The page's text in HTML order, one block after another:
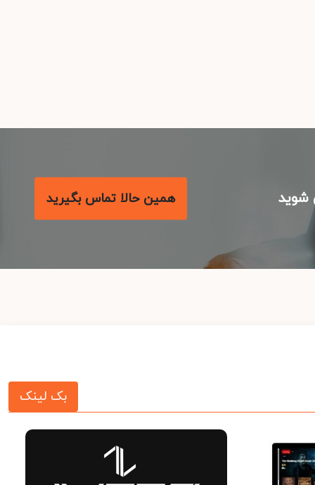
همین حالا تماس بگیرید
بک لینک